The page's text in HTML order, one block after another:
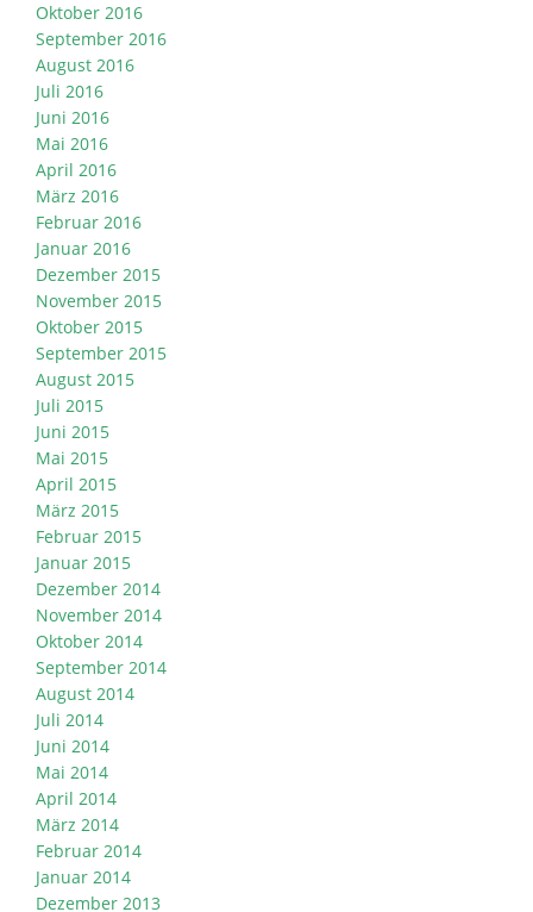
Oktober 2016
September 2016
August 2016
Juli 2016
Juni 2016
Mai 2016
April 2016
März 2016
Februar 2016
Januar 2016
Dezember 2015
November 2015
Oktober 2015
September 2015
August 2015
Juli 2015
Juni 2015
Mai 2015
April 2015
März 2015
Februar 2015
Januar 2015
Dezember 2014
November 2014
Oktober 2014
September 2014
August 2014
Juli 2014
Juni 2014
Mai 2014
April 2014
März 2014
Februar 2014
Januar 2014
Dezember 2013